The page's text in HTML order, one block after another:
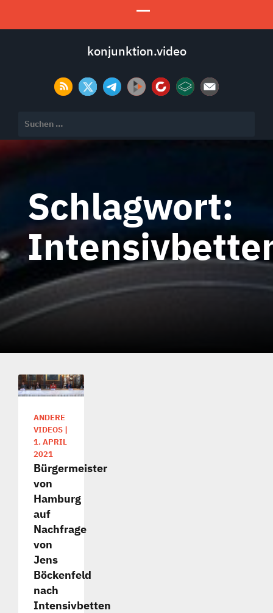
konjunktion.video
nach:
Schlagwort:
ANDERE
VIDEOS |
1. APRIL
2021
Bürgermeister
von
Hamburg
auf
Nachfrage
von
Jens
Böckenfeld
nach
Intensivbetten